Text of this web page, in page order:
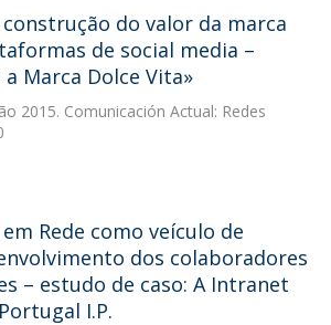
do valor da marca
de social media –
a Marca Dolce Vita»
2015. Comunicación Actual: Redes
Rede como veículo de
dos colaboradores
– estudo de caso: A Intranet
I.P.